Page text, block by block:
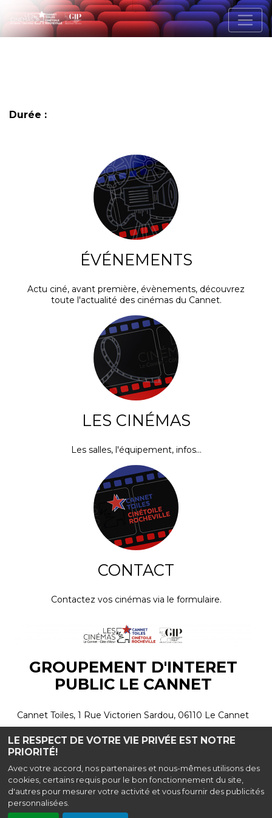
LE RESPECT DE VOTRE VIE PRIVÉE EST NOTRE
PRIORITÉ!
Avec votre accord, nos partenaires et nous-mêmes utilisons des
cookies, certains requis pour le bon fonctionnement du site,
d'autres pour mesurer votre activité et vous fournir des publicités
personnalisées.
Durée :
ÉVÉNEMENTS
Actu ciné, avant première, évènements, découvrez
toute l'actualité des cinémas du Cannet.
LES CINÉMAS
Les salles, l'équipement, infos...
CONTACT
Contactez vos cinémas via le formulaire.
GROUPEMENT D'INTERET
PUBLIC LE CANNET
Cannet Toiles, 1 Rue Victorien Sardou, 06110 Le Cannet
Cinétoile Rocheville, 2 Chemin de Perier, 06110 Le
|Mentions légales
Contact| Tel : 04 92 18 21 65